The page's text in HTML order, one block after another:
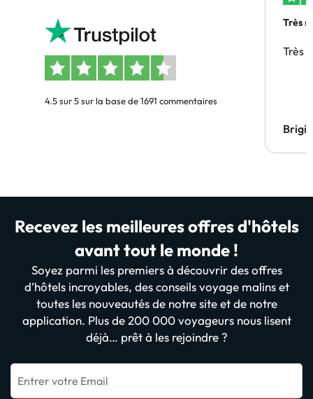
4.5 sur 5 sur la base de 1691 commentaires
Très
Très
Recevez les meilleures offres d'hôtels
avant tout le monde !
Soyez parmi les premiers à découvrir des offres
d’hôtels incroyables, des conseils voyage malins et
toutes les nouveautés de notre site et de notre
application. Plus de 200 000 voyageurs nous lisent
déjà… prêt à les rejoindre ?
Entrer votre Email